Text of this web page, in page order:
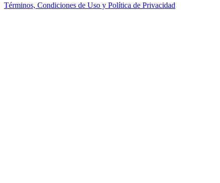
Términos, Condiciones de Uso y Política de Privacidad